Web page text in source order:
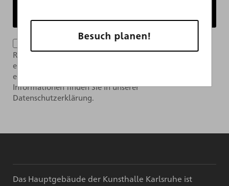
Ich bin mit der Verarbeitung meiner Daten im
Rahmen des Newsletter-Abonnements per E-Mail
einverstanden. Das Abonnement kann jederzeit über
einen Link im Newsletter widerrufen werden. Weitere
Informationen finden Sie in unserer
Datenschutzerklärung.
Das Hauptgebäude der Kunsthalle Karlsruhe ist
Besuch planen!